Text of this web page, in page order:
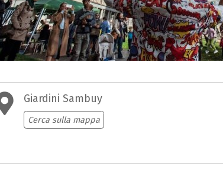
Giardini Sambuy
Cerca sulla mappa